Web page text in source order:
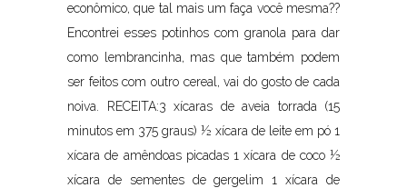
econômico, que tal mais um faça você mesma??
Encontrei esses potinhos com granola para dar
como lembrancinha, mas que também podem
ser feitos com outro cereal, vai do gosto de cada
noiva. RECEITA:3 xícaras de aveia torrada (15
minutos em 375 graus) ½ xícara de leite em pó 1
xícara de amêndoas picadas 1 xícara de coco ½
xícara de sementes de gergelim 1 xícara de